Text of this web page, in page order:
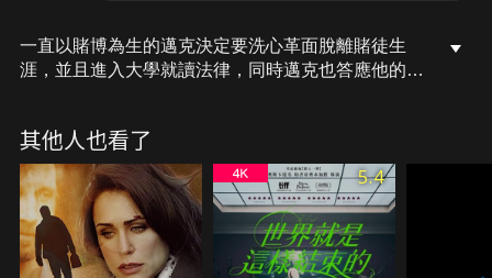
一直以賭博為生的邁克決定要洗心革面脫離賭徒生
涯，並且進入大學就讀法律，同時邁克也答應他的紅
克他不得不重操舊業．因為渥姆積欠了黑道一筆錢，
他必須在最短的時間內得到這筆錢，否則渥姆就要以
命抵償。邁克在迫不得已的情況之下，只好回到投資
報酬率最快，風險也最高賭場，如果他們不在五天之
內拿到一萬五千元美金，他們就會命喪地下錢莊……
其他人也看了
5.4